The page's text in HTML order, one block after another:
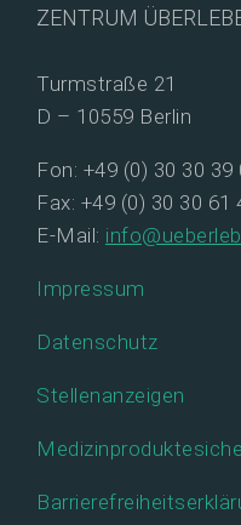
ZENTRUM
Turmstraße 21
D – 10559 Berlin
Fon: +49 (0) 30 30 39
Fax: +49 (0) 30 30 61
E-Mail:
Impressum
Datenschutz
Stellenanzeigen